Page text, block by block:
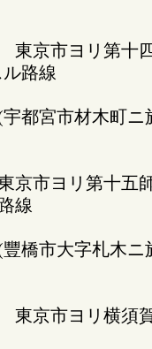
京市ヨリ第十
路線
宇都宮市材木町ニ
京市ヨリ第十五
線
橋市大字札木ニ
東京市ヨリ横須